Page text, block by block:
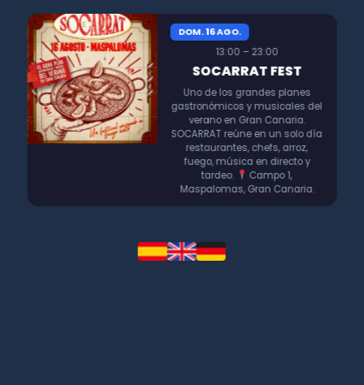
DOM. 16 AGO.
13:00 – 23:00
SOCARRAT FEST
Uno de los grandes planes
gastronómicos y musicales del
verano en Gran Canaria.
SOCARRAT reúne en un solo día
restaurantes, chefs, arroz,
fuego, música en directo y
tardeo.
Campo 1,
Maspalomas, Gran Canaria.